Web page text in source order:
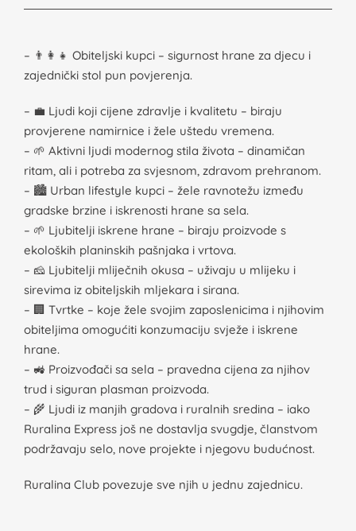
– 👨‍👩‍👧 Obiteljski kupci – sigurnost hrane za djecu i
zajednički stol pun povjerenja.
– 💼 Ljudi koji cijene zdravlje i kvalitetu – biraju
provjerene namirnice i žele uštedu vremena.
– 🌱 Aktivni ljudi modernog stila života – dinamičan
ritam, ali i potreba za svjesnom, zdravom prehranom.
– 🏙️ Urban lifestyle kupci – žele ravnotežu između
gradske brzine i iskrenosti hrane sa sela.
– 🌱 Ljubitelji iskrene hrane – biraju proizvode s
ekoloških planinskih pašnjaka i vrtova.
– 🧀 Ljubitelji mliječnih okusa – uživaju u mlijeku i
sirevima iz obiteljskih mljekara i sirana.
– 🏢 Tvrtke – koje žele svojim zaposlenicima i njihovim
obiteljima omogućiti konzumaciju svježe i iskrene
hrane.
– 🚜 Proizvođači sa sela – pravedna cijena za njihov
trud i siguran plasman proizvoda.
– 🌾 Ljudi iz manjih gradova i ruralnih sredina – iako
Ruralina Express još ne dostavlja svugdje, članstvom
podržavaju selo, nove projekte i njegovu budućnost.
Ruralina Club povezuje sve njih u jednu zajednicu.